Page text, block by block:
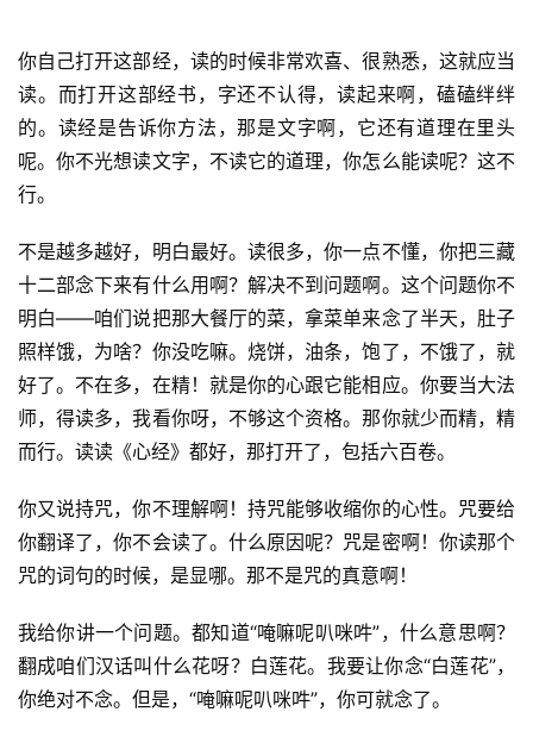
你自己打开这部经，读的时候非常欢喜、很熟悉，这就应当
读。而打开这部经书，字还不认得，读起来啊，磕磕绊绊
的。读经是告诉你方法，那是文字啊，它还有道理在里头
呢。你不光想读文字，不读它的道理，你怎么能读呢？这不
行。
不是越多越好，明白最好。读很多，你一点不懂，你把三藏
十二部念下来有什么用啊？解决不到问题啊。这个问题你不
明白——咱们说把那大餐厅的菜，拿菜单来念了半天，肚子
照样饿，为啥？你没吃嘛。烧饼，油条，饱了，不饿了，就
好了。不在多，在精！就是你的心跟它能相应。你要当大法
师，得读多，我看你呀，不够这个资格。那你就少而精，精
而行。读读《心经》都好，那打开了，包括六百卷。
你又说持咒，你不理解啊！持咒能够收缩你的心性。咒要给
你翻译了，你不会读了。什么原因呢？咒是密啊！你读那个
咒的词句的时候，是显哪。那不是咒的真意啊！
我给你讲一个问题。都知道“唵嘛呢叭咪吽”，什么意思啊？
翻成咱们汉话叫什么花呀？白莲花。我要让你念“白莲花”，
你绝对不念。但是，“唵嘛呢叭咪吽”，你可就念了。